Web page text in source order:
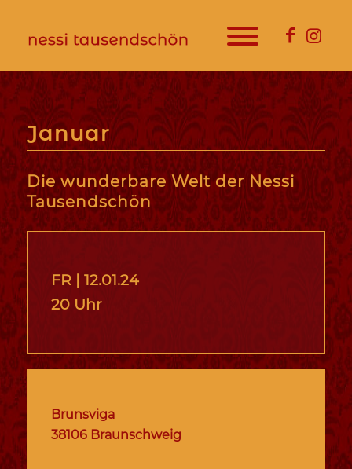
Januar
Die wunderbare Welt der Nessi
Tausendschön
FR | 12.01.24
20 Uhr
Brunsviga
38106 Braunschweig